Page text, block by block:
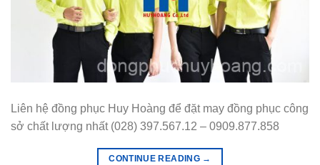
Liên hệ đồng phục Huy Hoàng để đặt may đồng phục công
sở chất lượng nhất (028) 397.567.12 – 0909.877.858
CONTINUE READING →